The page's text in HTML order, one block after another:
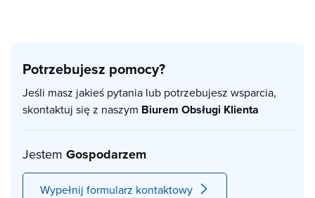
Potrzebujesz pomocy?
Jeśli masz jakieś pytania lub potrzebujesz wsparcia,
skontaktuj się z naszym Biurem Obsługi Klienta
Jestem Gospodarzem
Wypełnij formularz kontaktowy